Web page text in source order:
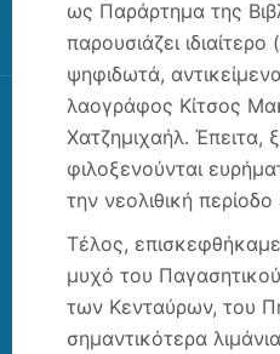
ως Παράρτημα της
παρουσιάζει
ψηφιδωτά,
λαογράφος Κίτσος
Χατζημιχαήλ.
φιλοξενούνται
την νεολιθική
Τέλος,
μυχό του
των Κενταύρων, του
σημαντικότερα